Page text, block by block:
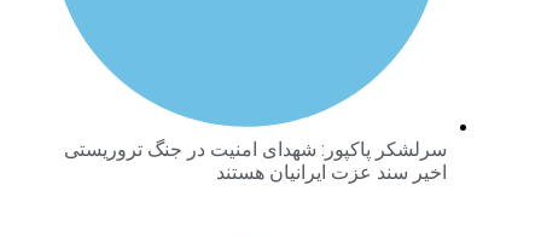
سرلشکر پاکپور: شهدای امنیت در جنگ تروریستی
اخیر سند عزت ایرانیان هستند